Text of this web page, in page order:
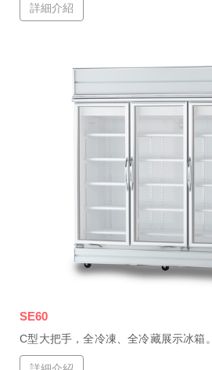
詳細介紹
SE60
C型大把手，全冷凍、全冷藏展示冰箱。